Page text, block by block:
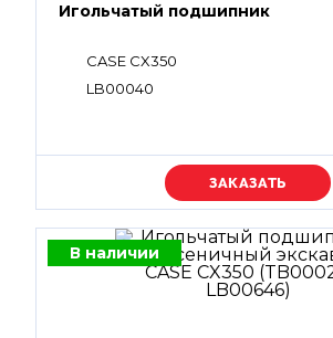
Игольчатый подшипник
CASE CX350
LB00040
Уточняйте цену
В наличии